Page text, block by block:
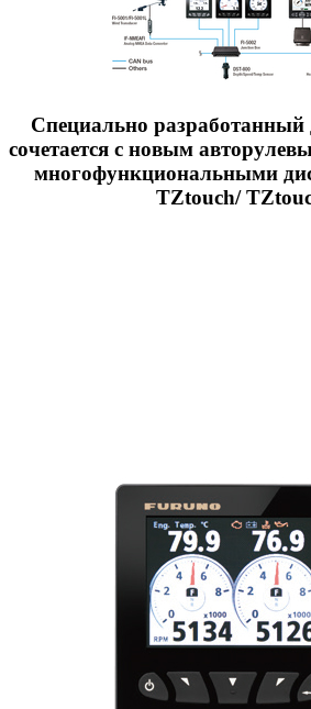
Специально разработанный
сочетается с новым
многофункциональными
TZtouch/